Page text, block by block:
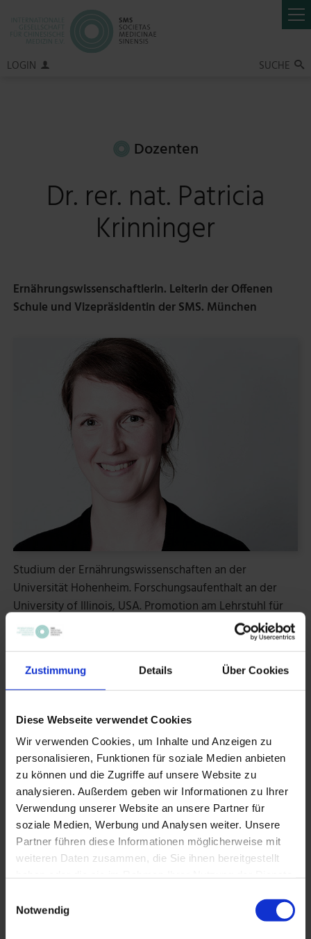
Zustimmung Details Über Cookies
Diese Webseite verwendet Cookies
Wir verwenden Cookies, um Inhalte und Anzeigen zu
personalisieren, Funktionen für soziale Medien anbieten
zu können und die Zugriffe auf unsere Website zu
analysieren. Außerdem geben wir Informationen zu Ihrer
Verwendung unserer Website an unsere Partner für
soziale Medien, Werbung und Analysen weiter. Unsere
Partner führen diese Informationen möglicherweise mit
weiteren Daten zusammen, die Sie ihnen bereitgestellt
Notwendig
LOGIN SUCHE 
Dozenten
Dr. rer. nat. Patricia
Krinninger
Ernährungswissenschaftlerin. Leiterin der Offenen
Schule und Vizepräsidentin der SMS. München
Studium der Ernährungswissenschaften an der
Universität Hohenheim. Forschungsaufenthalt an der
University of Illinois, USA. Promotion am Lehrstuhl für
Ernährungsmedizin der Technischen Universität
München (2017).
Seit 2009 abgeschlossene Ausbildung in der
Chinesischen Diätetik bei der Societas Medicinae
Sinensis (SMS), seit 2014 Dozentin der SMS für Diätetik,
Autorin in der Zeitschrift Chinesische Medizin.
Ernährungsberaterin in der TCM-Praxis Hummelsberger
in München, in der Praxis Prof. Hempen & Kollegen
sowie in der HNO-Praxis Dr. Junge-Hülsing in Starnberg.
Seit 03-2026 Leiterin der Offenen Schule der SMS.
www.hummelsberger.net
Video: Patricia Krinninger stellt sich vor